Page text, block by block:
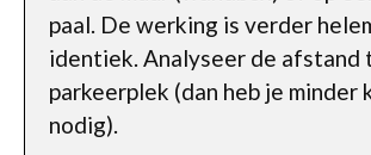
paal. De werking is verder
identiek. Analyseer de afstand
parkeerplek (dan heb je minder
nodig).